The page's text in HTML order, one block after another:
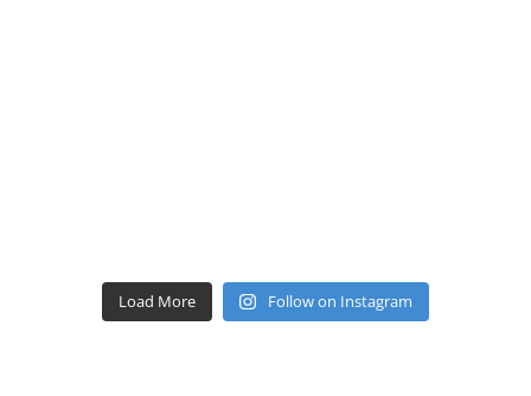
Load More Follow on Instagram